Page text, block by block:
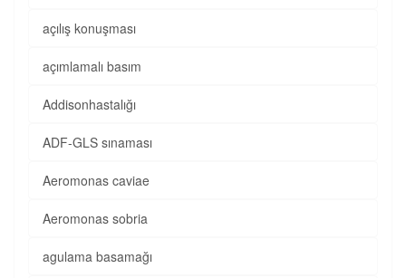
açılış konuşması
açımlamalı basım
Addisonhastalığı
ADF-GLS sınaması
Aeromonas caviae
Aeromonas sobria
agulama basamağı